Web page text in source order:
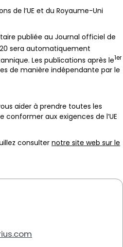
de l’UE et du Royaume-Uni
publiée au Journal officiel de
sera automatiquement
Les publications après le1er
de manière indépendante par le
aider à prendre toutes les
conformer aux exigences de l’UE
consulter notre site web sur le